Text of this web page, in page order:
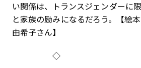
い関係は、トランスジェンダーに
と家族の励みになるだろう。【絵
由希子さん】
◇